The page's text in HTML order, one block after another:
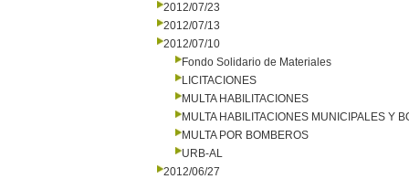
2012/07/23
2012/07/13
2012/07/10
Fondo Solidario de Materiales
LICITACIONES
MULTA HABILITACIONES
MULTA HABILITACIONES MUNICIPALES Y
MULTA POR BOMBEROS
URB-AL
2012/06/27